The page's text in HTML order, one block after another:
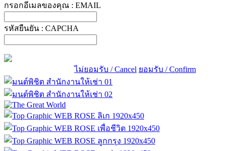
กรอกอีเมลของคุณ : EMAIL
รหัสยืนยัน : CAPCHA
ไม่ยอมรับ / Cancel ยอมรับ / Confirm